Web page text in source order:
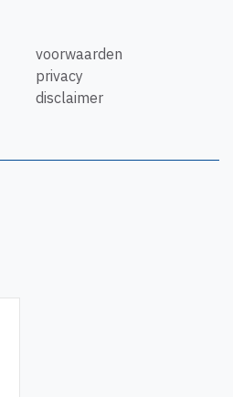
voorwaarden
privacy
disclaimer